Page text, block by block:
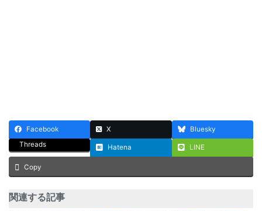
Facebook X
Bluesky
Threads
Hatena LINE
Copy
関連する記事